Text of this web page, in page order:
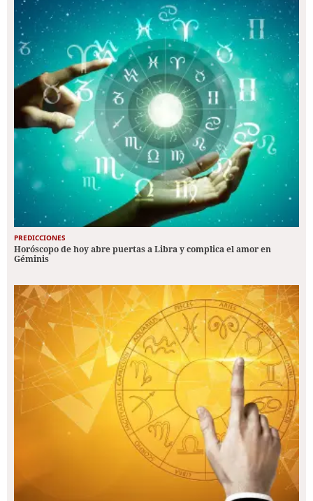
PREDICCIONES
Horóscopo de hoy abre puertas a Libra y complica el amor en
Géminis